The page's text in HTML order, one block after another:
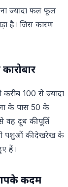
ज्यादा फल फूल
है। जिस कारण
करीब 100 से ज्यादा
के पास 50 के
दूध की पूर्ति
पशुओं की देखरेख के
हैं।
कदम